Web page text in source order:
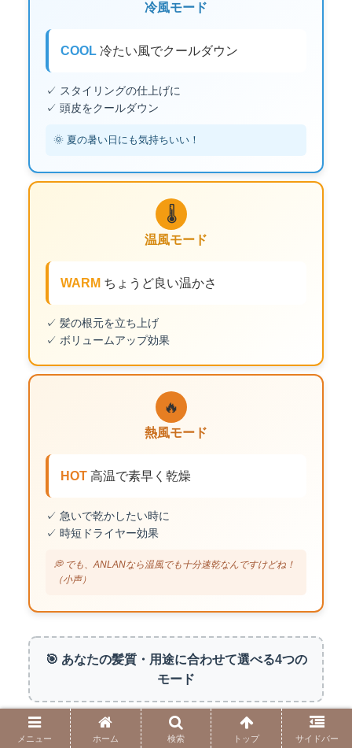
冷風モード
COOL 冷たい風でクールダウン
✓ スタイリングの仕上げに
✓ 頭皮をクールダウン
🌞 夏の暑い日にも気持ちいい！
🌡️
温風モード
WARM ちょうど良い温かさ
✓ 髪の根元を立ち上げ
✓ ボリュームアップ効果
🔥
熱風モード
HOT 高温で素早く乾燥
✓ 急いで乾かしたい時に
✓ 時短ドライヤー効果
💭 でも、ANLANなら温風でも十分速乾なんですけどね！
（小声）
🎯 あなたの髪質・用途に合わせて選べる4つの
モード
さらに、 風量も2段階で調節可能 。髪の量や状態に合わせ
メニュー ホーム 検索 トップ サイドバー